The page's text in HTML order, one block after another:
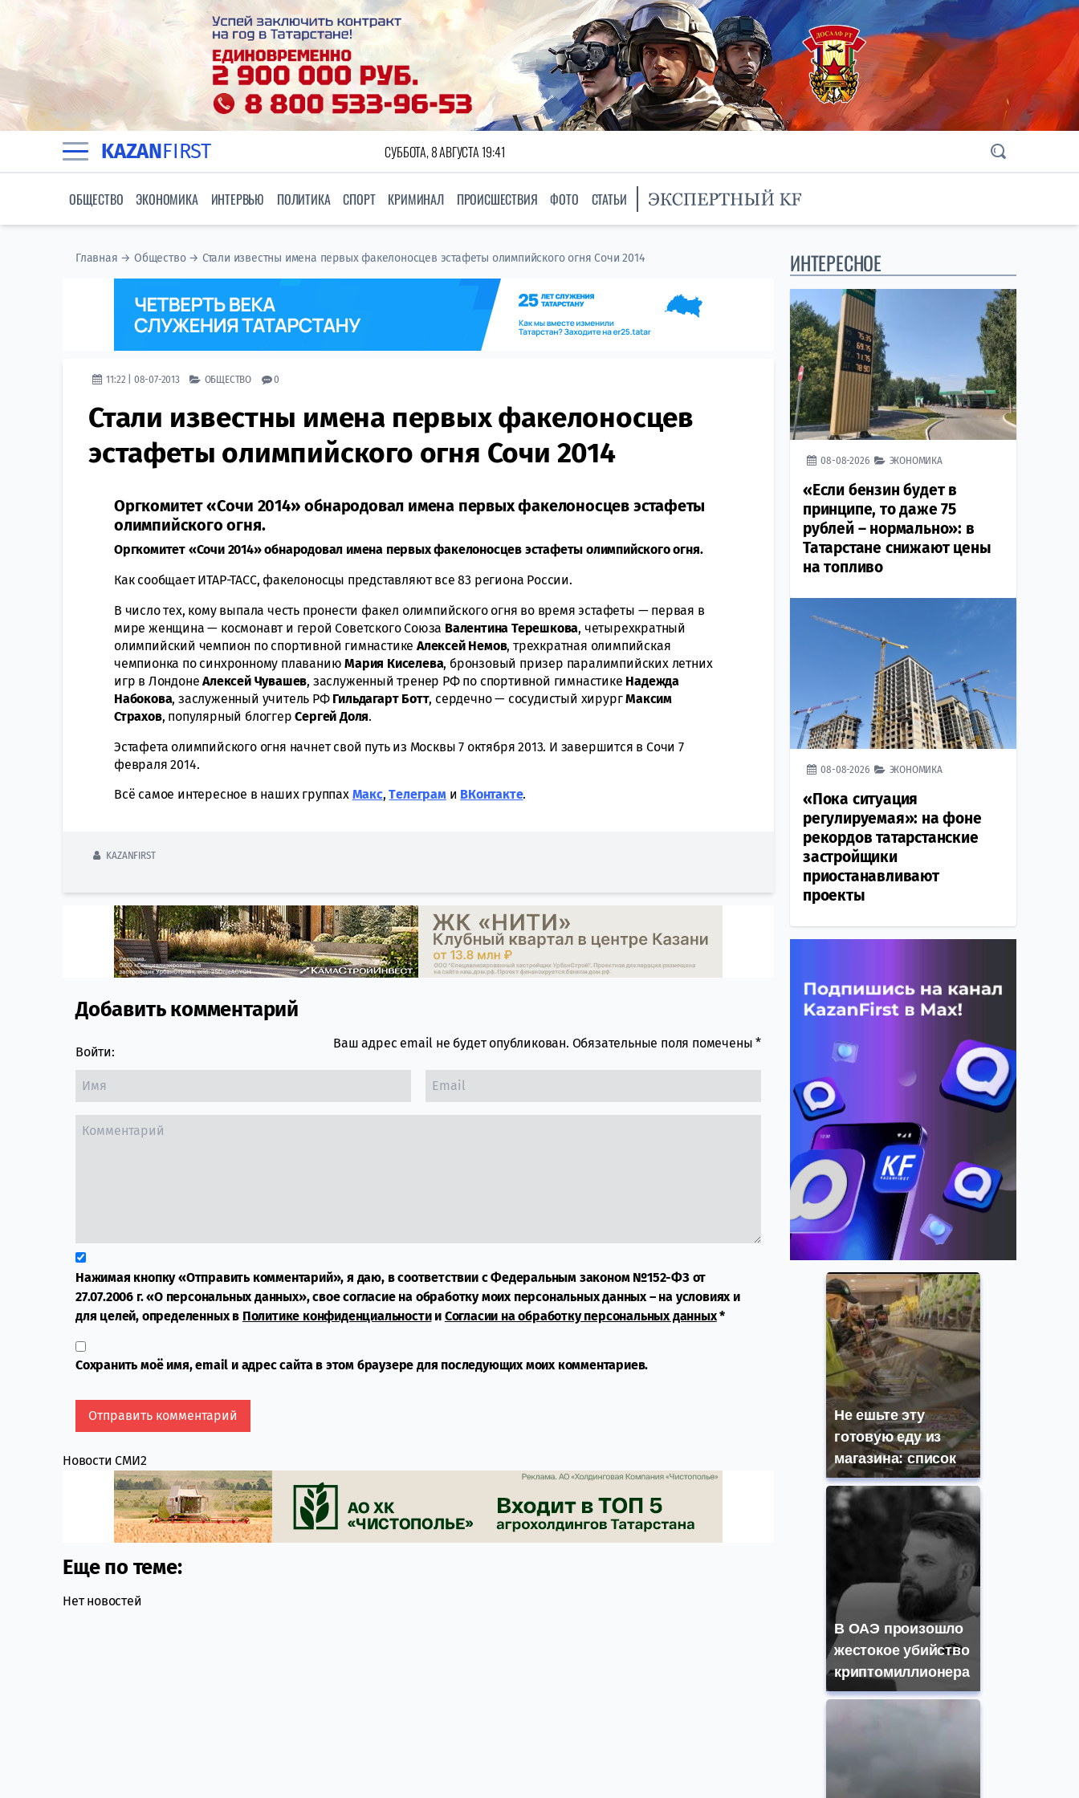
KAZANFIRST СУББОТА, 8 АВГУСТА 19:41
ОБЩЕСТВО ЭКОНОМИКА ИНТЕРВЬЮ ПОЛИТИКА СПОРТ КРИМИНАЛ ПРОИСШЕСТВИЯ ФОТО СТАТЬИ
Главная →Общество→ Стали известны имена первых факелоносцев эстафеты олимпийского огня Сочи 2014
11:22 | 08-07-2013 ОБЩЕСТВО 0
Стали известны имена первых факелоносцев
эстафеты олимпийского огня Сочи 2014
Оргкомитет «Сочи 2014» обнародовал имена первых факелоносцев эстафеты
олимпийского огня.
Оргкомитет «Сочи 2014» обнародовал имена первых факелоносцев эстафеты олимпийского огня.
Как сообщает ИТАР-ТАСС, факелоносцы представляют все 83 региона России.
В число тех, кому выпала честь пронести факел олимпийского огня во время эстафеты — первая в
мире женщина — космонавт и герой Советского Союза Валентина Терешкова, четырехкратный
олимпийский чемпион по спортивной гимнастике Алексей Немов, трехкратная олимпийская
чемпионка по синхронному плаваниюМария Киселева, бронзовый призер паралимпийских летних
игр в ЛондонеАлексей Чувашев, заслуженный тренер РФ по спортивной гимнастике Надежда
Набокова, заслуженный учитель РФ Гильдагарт Ботт, сердечно — сосудистый хирургМаксим
Страхов, популярный блоггерСергей Доля.
Эстафета олимпийского огня начнет свой путь из Москвы 7 октября 2013. И завершится в Сочи 7
февраля 2014.
Всё самое интересное в наших группах Макс,Tелеграми ВКонтакте.
KAZANFIRST
Comment section
Добавить комментарий
Войти:
Ваш адрес email не будет опубликован. Обязательные поля помечены*
Нажимая кнопку «Отправить комментарий», я даю, в соответствии с Федеральным законом №152-ФЗ от
27.07.2006 г. «О персональных данных», свое согласие на обработку моих персональных данных – на условиях и
для целей, определенных в Политике конфиденциальностии Согласии на обработку персональных данных*
Сохранить моё имя, email и адрес сайта в этом браузере для последующих моих комментариев.
Новости СМИ2
Еще по теме:
Нет новостей
ИНТЕРЕСНОЕ
08-08-2026 ЭКОНОМИКА
«Если бензин будет в
принципе, то даже 75
рублей – нормально»: в
Татарстане снижают цены
на топливо
08-08-2026 ЭКОНОМИКА
«Пока ситуация
регулируемая»: на фоне
рекордов татарстанские
застройщики
приостанавливают
проекты
Не ешьте эту
готовую еду из
магазина: список
В ОАЭ произошло
жестокое убийство
криптомиллионера